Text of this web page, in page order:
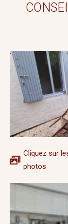
Cliquez sur
photos